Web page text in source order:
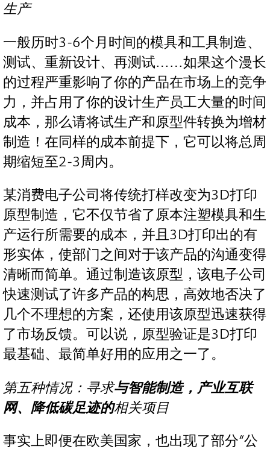
生产
一般历时3-6个月时间的模具和工具制造、
测试、重新设计、再测试……如果这个漫长
的过程严重影响了你的产品在市场上的竞争
力，并占用了你的设计生产员工大量的时间
成本，那么请将试生产和原型件转换为增材
制造！在同样的成本前提下，它可以将总周
期缩短至2-3周内。
某消费电子公司将传统打样改变为3D打印
原型制造，它不仅节省了原本注塑模具和生
产运行所需要的成本，并且3D打印出的有
形实体，使部门之间对于该产品的沟通变得
清晰而简单。通过制造该原型，该电子公司
快速测试了许多产品的构思，高效地否决了
几个不理想的方案，还使用该原型迅速获得
了市场反馈。可以说，原型验证是3D打印
最基础、最简单好用的应用之一了。
第五种情况：寻求与智能制造，产业互联
网、降低碳足迹的相关项目
事实上即便在欧美国家，也出现了部分“公